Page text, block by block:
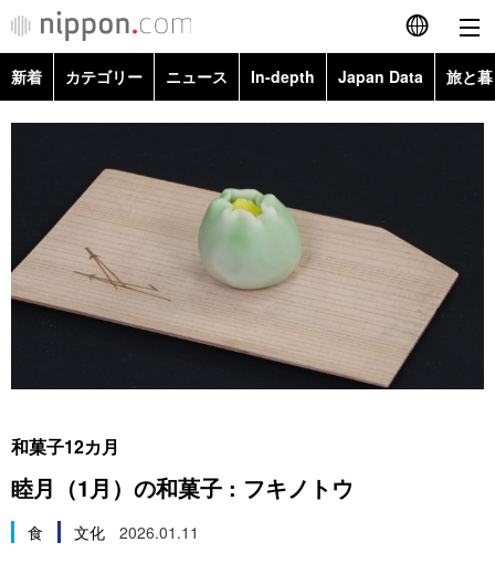
English
Français
Español
العربية
カテゴリー
政治・外交
経済・ビジネス
社会
文化
ニュース
旅と暮らし
動画/Live
新着 カテゴリー ニュース In-depth Japan Data 旅と
政治・外交
経済・ビジネス
国際・海外
社会
文化
スポーツ・東京2020
Topics
People
東京
お知らせ
和菓子12カ月
睦月（1月）の和菓子 : フキノトウ
食 文化 2026.01.11